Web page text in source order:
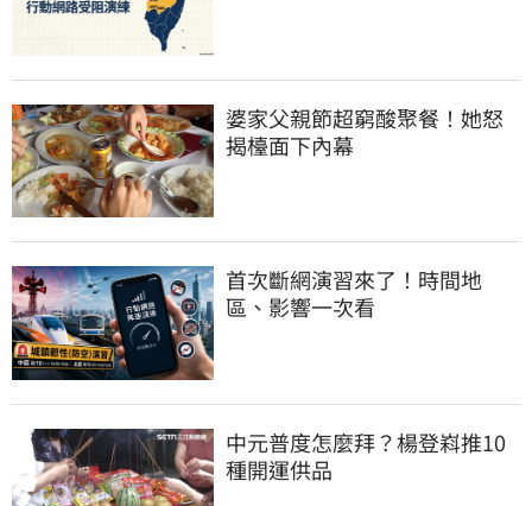
婆家父親節超窮酸聚餐！她怒
揭檯面下內幕
首次斷網演習來了！時間地
區、影響一次看
中元普度怎麼拜？楊登嵙推10
種開運供品